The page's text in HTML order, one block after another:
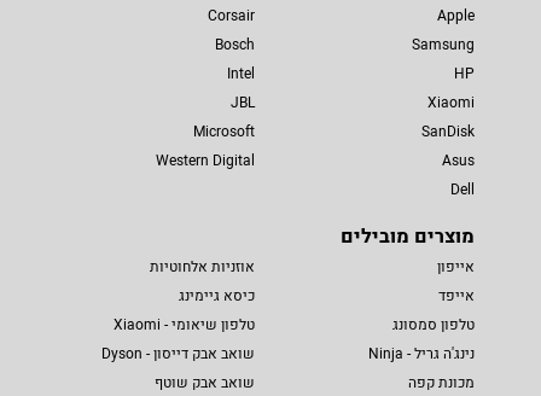
Apple
Samsung
HP
Xiaomi
SanDisk
Asus
Dell
Corsair
Bosch
Intel
JBL
Microsoft
Western Digital
מוצרים מובילים
אייפון
אייפד
טלפון סמסונג
נינג'ה גריל - Ninja
מכונת קפה
אוזניות אלחוטיות
כיסא גיימינג
טלפון שיאומי - Xiaomi
שואב אבק דייסון - Dyson
שואב אבק שוטף